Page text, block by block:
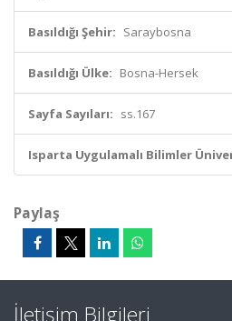
Basıldığı Şehir: Saraybosna
Basıldığı Ülke: Bosna-Hersek
Sayfa Sayıları: ss.167
Isparta Uygulamalı Bilimler
Paylaş
İletişim Bilgileri